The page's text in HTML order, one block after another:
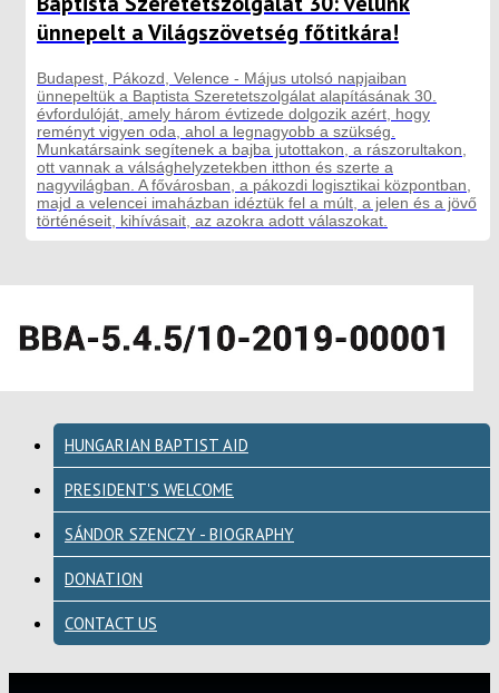
ünnepelt a Világszövetség főtitkára!
Budapest, Pákozd, Velence - Május utolsó napjaiban
ünnepeltük a Baptista Szeretetszolgálat alapításának 30.
évfordulóját, amely három évtizede dolgozik azért, hogy
reményt vigyen oda, ahol a legnagyobb a szükség.
Munkatársaink segítenek a bajba jutottakon, a rászorultakon,
ott vannak a válsághelyzetekben itthon és szerte a
nagyvilágban. A fővárosban, a pákozdi logisztikai központban,
majd a velencei imaházban idéztük fel a múlt, a jelen és a jövő
történéseit, kihívásait, az azokra adott válaszokat.
HUNGARIAN BAPTIST AID
PRESIDENT'S WELCOME
SÁNDOR SZENCZY - BIOGRAPHY
DONATION
CONTACT US